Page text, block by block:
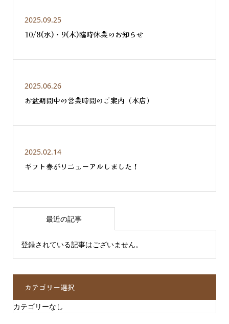
2025.09.25
10/8(水)・9(木)臨時休業のお知らせ
2025.06.26
お盆期間中の営業時間のご案内（本店）
2025.02.14
ギフト券がリニューアルしました！
最近の記事
登録されている記事はございません。
カテゴリー選択
カテゴリーなし